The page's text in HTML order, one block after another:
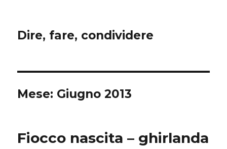
Dire, fare, condividere
Mese: Giugno 2013
Fiocco nascita – ghirlanda